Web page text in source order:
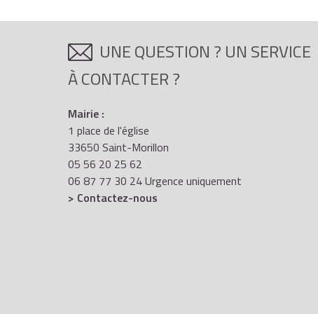
UNE QUESTION ? UN SERVICE
À CONTACTER ?
Mairie :
1 place de l'église
33650 Saint-Morillon
05 56 20 25 62
06 87 77 30 24 Urgence uniquement
> Contactez-nous